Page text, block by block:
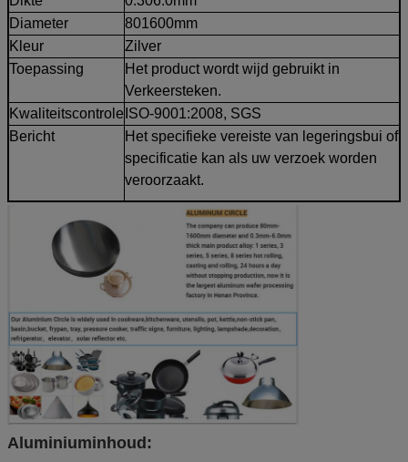
Diameter
801600mm
Kleur
Zilver
Toepassing
Het product wordt wijd gebruikt in
Verkeersteken.
Kwaliteitscontrole ISO-9001:2008, SGS
Bericht
Het specifieke vereiste van legeringsbui of
specificatie kan als uw verzoek worden
veroorzaakt.
Aluminiuminhoud: